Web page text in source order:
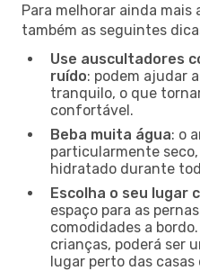
Para melhorar ainda mais
também as seguintes
Use auscultadores
ruído: podem ajudar
tranquilo, o que
confortável.
Beba muita água: o
particularmente
hidratado durante
Escolha o seu lugar
espaço para as
comodidades a
crianças, poderá ser
lugar perto das casas